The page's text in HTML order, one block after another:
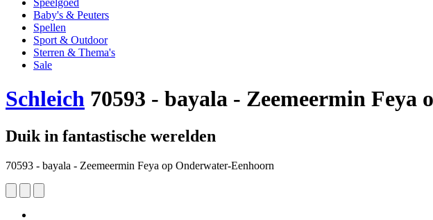
Speelgoed
Baby's & Peuters
Spellen
Sport & Outdoor
Sterren & Thema's
Sale
Schleich 70593 - bayala - Zeemeermin
Duik in fantastische werelden
70593 - bayala - Zeemeermin Feya op Onderwater-Eenhoorn